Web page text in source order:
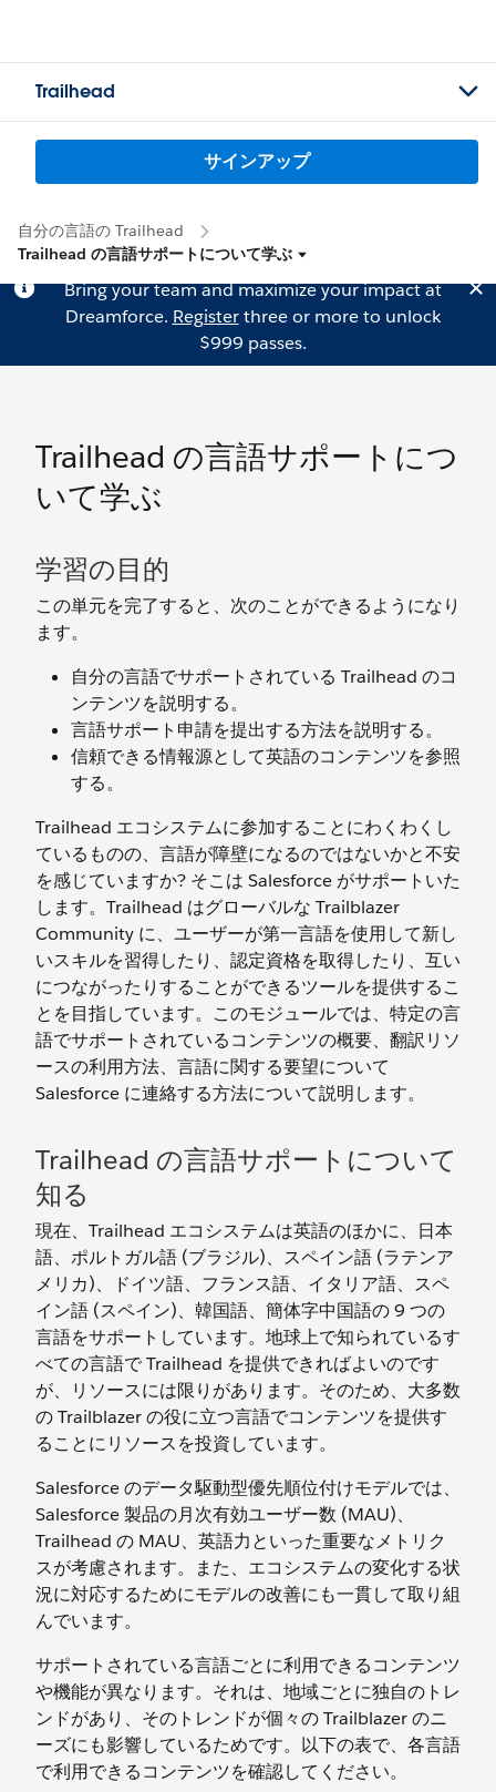
Trailhead
サインアップ
自分の言語の Trailhead
Trailhead の言語サポートについて学ぶ
Bring your team and maximize your impact at
Dreamforce. Registerthree or more to unlock
$999 passes.
Trailhead の言語サポートにつ
いて学ぶ
学習の目的
この単元を完了すると、次のことができるようになり
ます。
自分の言語でサポートされている Trailhead のコ
ンテンツを説明する。
言語サポート申請を提出する方法を説明する。
信頼できる情報源として英語のコンテンツを参照
する。
Trailhead エコシステムに参加することにわくわくし
ているものの、言語が障壁になるのではないかと不安
を感じていますか? そこは Salesforce がサポートいた
します。Trailhead はグローバルな Trailblazer
Community に、ユーザーが第一言語を使用して新し
いスキルを習得したり、認定資格を取得したり、互い
につながったりすることができるツールを提供するこ
とを目指しています。このモジュールでは、特定の言
語でサポートされているコンテンツの概要、翻訳リソ
ースの利用方法、言語に関する要望について
Salesforce に連絡する方法について説明します。
Trailhead の言語サポートについて
知る
現在、Trailhead エコシステムは英語のほかに、日本
語、ポルトガル語 (ブラジル)、スペイン語 (ラテンア
メリカ)、ドイツ語、フランス語、イタリア語、スペ
イン語 (スペイン)、韓国語、簡体字中国語の 9 つの
言語をサポートしています。地球上で知られているす
べての言語で Trailhead を提供できればよいのです
が、リソースには限りがあります。そのため、大多数
の Trailblazer の役に立つ言語でコンテンツを提供す
ることにリソースを投資しています。
Salesforce のデータ駆動型優先順位付けモデルでは、
Salesforce 製品の月次有効ユーザー数 (MAU)、
Trailhead の MAU、英語力といった重要なメトリク
スが考慮されます。また、エコシステムの変化する状
況に対応するためにモデルの改善にも一貫して取り組
んでいます。
サポートされている言語ごとに利用できるコンテンツ
や機能が異なります。それは、地域ごとに独自のトレ
ンドがあり、そのトレンドが個々の Trailblazer のニ
ーズにも影響しているためです。以下の表で、各言語
で利用できるコンテンツを確認してください。